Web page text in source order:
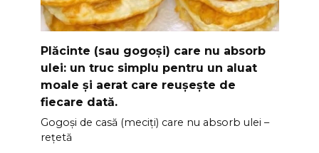
Plăcinte (sau gogoși) care nu absorb
ulei: un truc simplu pentru un aluat
moale și aerat care reușește de
fiecare dată.
Gogoși de casă (meciți) care nu absorb ulei –
rețetă